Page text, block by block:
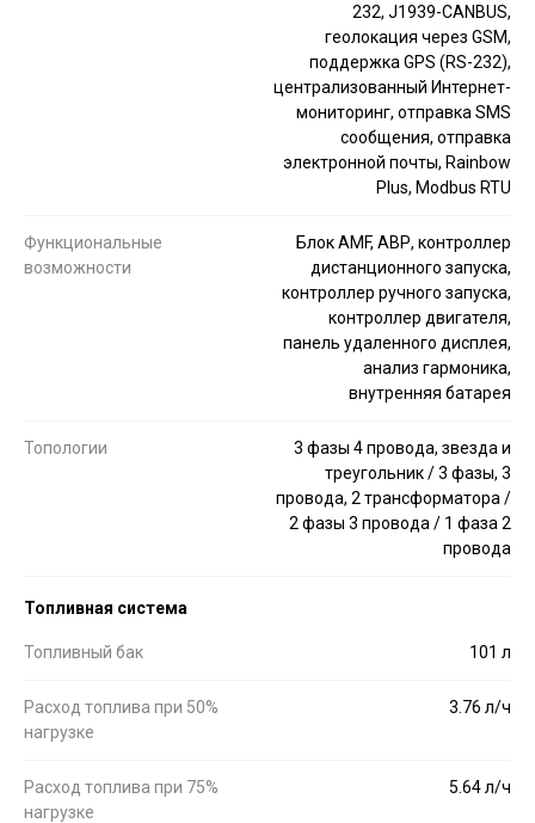
232, J1939-CANBUS,
геолокация через GSM,
поддержка GPS (RS-232),
централизованный Интернет-
мониторинг, отправка SMS
сообщения, отправка
электронной почты, Rainbow
Plus, Modbus RTU
Функциональные
возможности
Блок AMF, АВР, контроллер
дистанционного запуска,
контроллер ручного запуска,
контроллер двигателя,
панель удаленного дисплея,
анализ гармоника,
внутренняя батарея
Топологии
3 фазы 4 провода, звезда и
треугольник / 3 фазы, 3
провода, 2 трансформатора /
2 фазы 3 провода / 1 фаза 2
провода
Топливная система
Топливный бак 101 л
Расход топлива при 50%
нагрузке
3.76 л/ч
Расход топлива при 75%
нагрузке
5.64 л/ч